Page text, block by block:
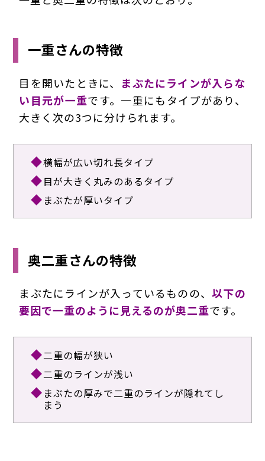
一重さんの特徴
目を開いたときに、
まぶたにラインが入らな
い目元が一重です。一重にもタイプがあり、
大きく次の3つに分けられます。
横幅が広い切れ長タイプ
目が大きく丸みのあるタイプ
まぶたが厚いタイプ
奥二重さんの特徴
まぶたにラインが入っているものの、以下の
要因で一重のように見えるのが奥二重です。
二重の幅が狭い
二重のラインが浅い
まぶたの厚みで二重のラインが隠れてし
まう